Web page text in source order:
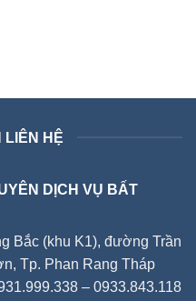
LIÊN HỆ
DỊCH VỤ BẤT
Bắc (khu K1), đường Trần
Tp. Phan Rang Tháp
– 0933.843.118